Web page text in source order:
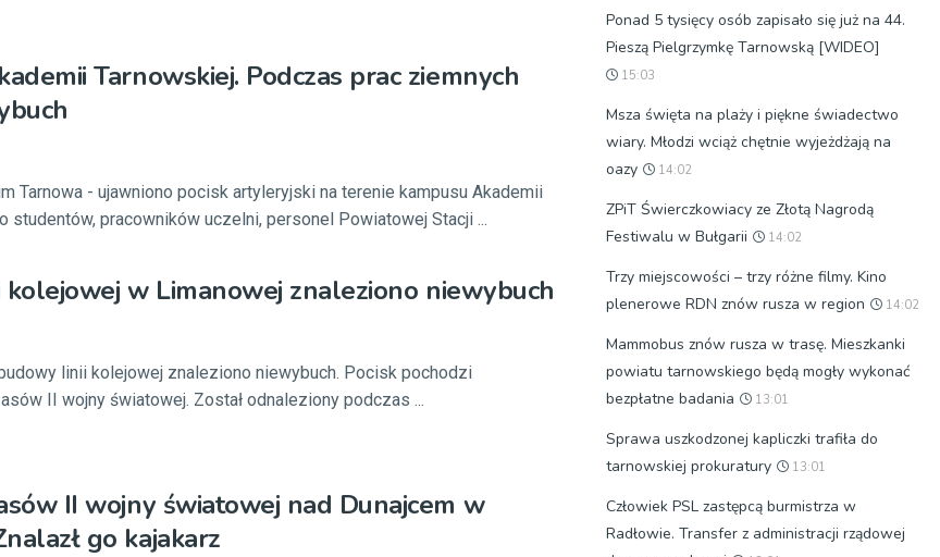
Tarnowskiej. Podczas prac ziemnych
Tarnowa - ujawniono pocisk artyleryjski na terenie kampusu Akademii
studentów, pracowników uczelni, personel Powiatowej Stacji ...
w Limanowej znaleziono niewybuch
linii kolejowej znaleziono niewybuch. Pocisk pochodzi
II wojny światowej. Został odnaleziony podczas ...
II wojny światowej nad Dunajcem w
go kajakarz
Ponad 5 tysięcy osób zapisało się już na 44.
Pieszą Pielgrzymkę Tarnowską [WIDEO]
15:03
Msza święta na plaży i piękne świadectwo
wiary. Młodzi wciąż chętnie wyjeżdżają na
oazy
14:02
ZPiT Świerczkowiacy ze Złotą Nagrodą
Festiwalu w Bułgarii
14:02
Trzy miejscowości – trzy różne filmy. Kino
plenerowe RDN znów rusza w region
14:02
Mammobus znów rusza w trasę. Mieszkanki
powiatu tarnowskiego będą mogły wykonać
bezpłatne badania
13:01
Sprawa uszkodzonej kapliczki trafiła do
tarnowskiej prokuratury
13:01
Człowiek PSL zastępcą burmistrza w
Radłowie. Transfer z administracji rządowej